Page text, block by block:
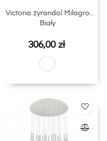
Victoria żyrandol Milagro
Biały
Cena
306,00 zł